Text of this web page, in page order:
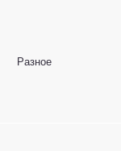
Разное